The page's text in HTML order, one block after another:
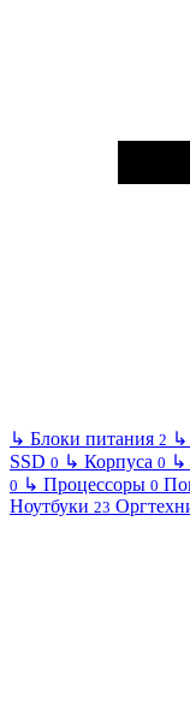
↳ Блоки питания 2 ↳
SSD 0 ↳ Корпуса 0 ↳
0 ↳ Процессоры 0
Ноутбуки 23